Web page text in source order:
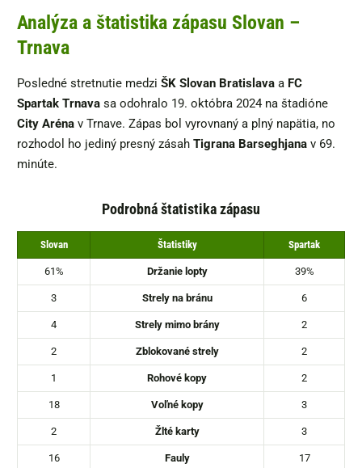
Analýza a štatistika zápasu Slovan –
Trnava
Posledné stretnutie medzi ŠK Slovan Bratislava a FC
Spartak Trnava sa odohralo 19. októbra 2024 na štadióne
City Aréna v Trnave. Zápas bol vyrovnaný a plný napätia, no
rozhodol ho jediný presný zásah Tigrana Barseghjana v 69.
minúte.
Podrobná štatistika zápasu
Slovan Štatistiky Spartak
61% Držanie lopty 39%
3 Strely na bránu 6
4 Strely mimo brány 2
2 Zblokované strely 2
1 Rohové kopy 2
18 Voľné kopy 3
2 Žlté karty 3
16 Fauly 17